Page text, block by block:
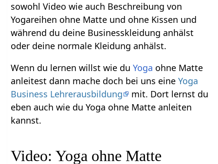
sowohl Video wie auch Beschreibung von
Yogareihen ohne Matte und ohne Kissen und
während du deine Businesskleidung anhälst
oder deine normale Kleidung anhälst.
Wenn du lernen willst wie duYoga ohne Matte
anleitest dann mache doch bei uns eineYoga
Business Lehrerausbildung
mit. Dort lernst du
eben auch wie du Yoga ohne Matte anleiten
kannst.
Video: Yoga ohne Matte